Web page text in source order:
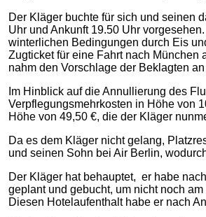
Der Kläger buchte für sich und seinen
Uhr und Ankunft 19.50 Uhr
winterlichen Bedingungen durch Eis
Zugticket für eine Fahrt nach
nahm den Vorschlage der Beklagten
Im Hinblick auf die Annullierung des
Verpflegungsmehrkosten in Höhe von
Höhe von 49,50 €, die der Kläger
Da es dem Kläger nicht gelang,
und seinen Sohn bei Air Berlin,
Der Kläger hat behauptet, er habe
geplant und gebucht, um nicht noch
Diesen Hotelaufenthalt habe er nach